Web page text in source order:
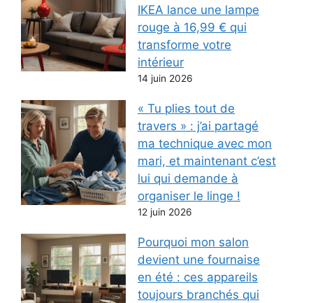
IKEA lance une lampe
rouge à 16,99 € qui
transforme votre
intérieur
14 juin 2026
« Tu plies tout de
travers » : j’ai partagé
ma technique avec mon
mari, et maintenant c’est
lui qui demande à
organiser le linge !
12 juin 2026
Pourquoi mon salon
devient une fournaise
en été : ces appareils
toujours branchés qui